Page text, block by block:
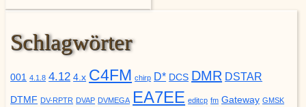
Schlagwörter
001 4.1.8 4.12 4.x C4FM chirp D* DCS DMR DSTAR
DTMF DV-RPTR DVAP DVMEGA EA7EE editcp fm Gateway GMSK